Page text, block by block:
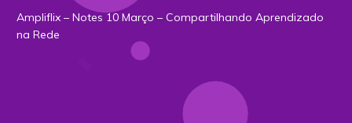
Ampliflix – Notes 10 Março – Compartilhando Aprendizado
na Rede